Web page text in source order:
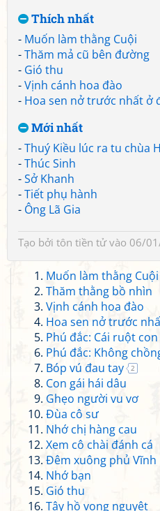
Thích nhất
- Muốn làm thằng Cuội
-Thăm mả cũ bên đường
- Gió thu
-Vịnh cánh hoa đào
- Hoa sen nở trước nhất ở
Mới nhất
-Thuý Kiều lúc ra tu chùa
-Thúc Sinh
-Sở Khanh
-Tiết phụ hành
- Ông Lã Gia
Tạo bởi tôn tiền tửvào 06/
Muốn làm thằng Cuội
Thăm thằng bồ nhìn
Vịnh cánh hoa đào
Hoa sen nở trước
Phú đắc: Cái ruột
Phú đắc: Không
Bóp vú đau tay
2
Con gái hái dâu
Ghẹo người vu vơ
Đùa cô sư
Nhớ chị hàng cau
Xem cô chài đánh cá
Đêm xuông phủ Vĩnh
Nhớ bạn
Gió thu
Tây hồ vọng nguyệt